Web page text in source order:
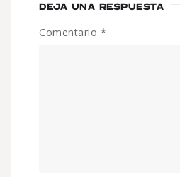
DEJA UNA RESPUESTA
Comentario *